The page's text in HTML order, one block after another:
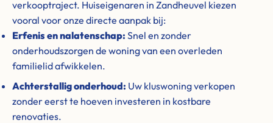
verkooptraject. Huiseigenaren in Zandheuvel kiezen
vooral voor onze directe aanpak bij:
Erfenis en nalatenschap: Snel en zonder
onderhoudszorgen de woning van een overleden
familielid afwikkelen.
Achterstallig onderhoud: Uw kluswoning verkopen
zonder eerst te hoeven investeren in kostbare
renovaties.